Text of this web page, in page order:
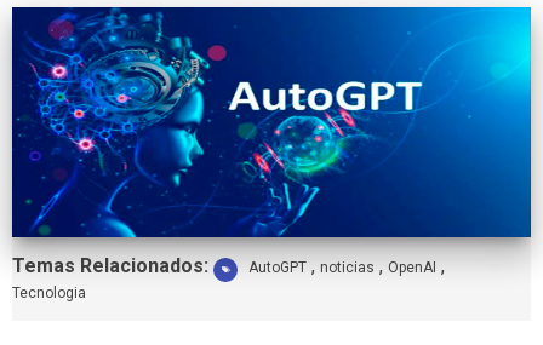
Temas Relacionados: Etiquetas:
AutoGPT , noticias , OpenAI ,
Tecnologia